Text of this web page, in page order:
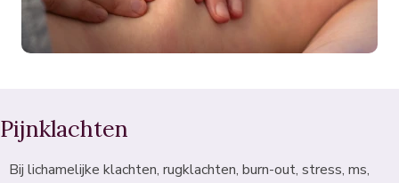
Pijnklachten
Bij lichamelijke klachten, rugklachten, burn-out, stress, ms,